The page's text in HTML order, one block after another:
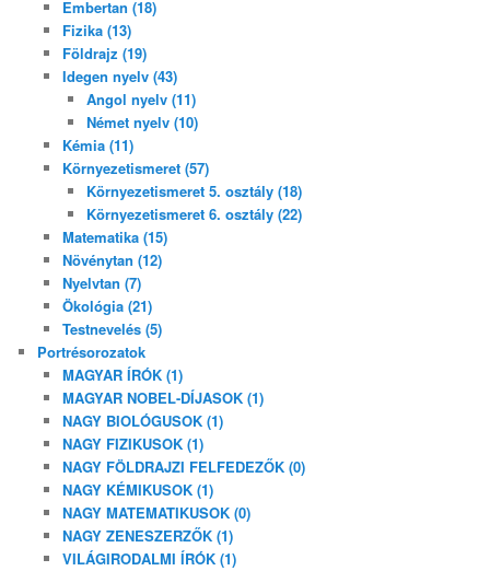
Embertan (18)
Fizika (13)
Földrajz (19)
Idegen nyelv (43)
Angol nyelv (11)
Német nyelv (10)
Kémia (11)
Környezetismeret (57)
Környezetismeret 5. osztály (18)
Környezetismeret 6. osztály (22)
Matematika (15)
Növénytan (12)
Nyelvtan (7)
Ökológia (21)
Testnevelés (5)
Portrésorozatok
MAGYAR ÍRÓK (1)
MAGYAR NOBEL-DÍJASOK (1)
NAGY BIOLÓGUSOK (1)
NAGY FIZIKUSOK (1)
NAGY FÖLDRAJZI FELFEDEZŐK (0)
NAGY KÉMIKUSOK (1)
NAGY MATEMATIKUSOK (0)
NAGY ZENESZERZŐK (1)
VILÁGIRODALMI ÍRÓK (1)